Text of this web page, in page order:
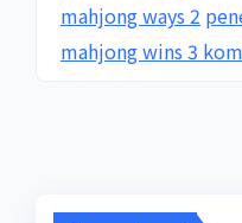
mahjong ways 2
mahjong wins 3